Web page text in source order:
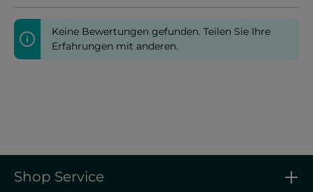
Keine Bewertungen gefunden. Teilen Sie Ihre
Erfahrungen mit anderen.
Shop Service